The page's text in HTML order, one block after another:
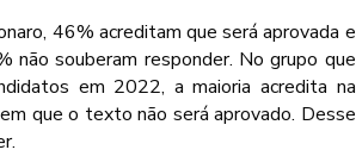
46% acreditam que será aprovada e
não souberam responder. No grupo que
em 2022, a maioria acredita na
que o texto não será aprovado. Desse